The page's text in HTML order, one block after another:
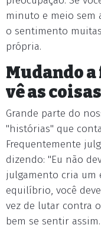
minuto e meio sem
o sentimento
própria.
Mudando
vê as coisas
Grande parte do
"histórias" que
Frequentemente
dizendo: "Eu não
julgamento cria um
equilíbrio, você
vez de lutar contra
bem se sentir